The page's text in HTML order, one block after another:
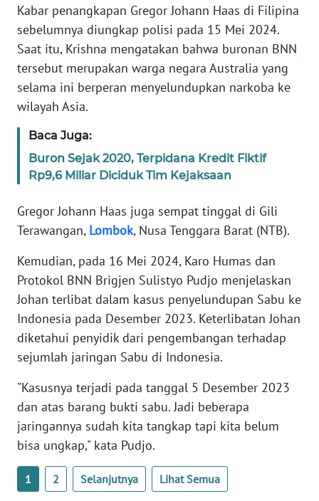
Kabar penangkapan Gregor Johann Haas di Filipina
sebelumnya diungkap polisi pada 15 Mei 2024.
Saat itu, Krishna mengatakan bahwa buronan BNN
tersebut merupakan warga negara Australia yang
selama ini berperan menyelundupkan narkoba ke
wilayah Asia.
Baca Juga:
Buron Sejak 2020, Terpidana Kredit Fiktif
Rp9,6 Miliar Diciduk Tim Kejaksaan
Gregor Johann Haas juga sempat tinggal di Gili
Terawangan, Lombok, Nusa Tenggara Barat (NTB).
Kemudian, pada 16 Mei 2024, Karo Humas dan
Protokol BNN Brigjen Sulistyo Pudjo menjelaskan
Johan terlibat dalam kasus penyelundupan Sabu ke
Indonesia pada Desember 2023. Keterlibatan Johan
diketahui penyidik dari pengembangan terhadap
sejumlah jaringan Sabu di Indonesia.
"Kasusnya terjadi pada tanggal 5 Desember 2023
dan atas barang bukti sabu. Jadi beberapa
jaringannya sudah kita tangkap tapi kita belum
bisa ungkap," kata Pudjo.
1 2 Selanjutnya Lihat Semua
WN
SUMUT
WN
JAKARTA
WN
JABAR
BANTEN
NTT
WN
KEPRI
PAPUA
WN
PAPUA
BARAT
WN
RIAU